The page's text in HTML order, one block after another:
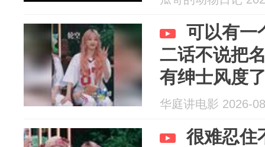
可以有一
二话不说把
有绅士风度
华庭讲电影 2026-
很难忍住